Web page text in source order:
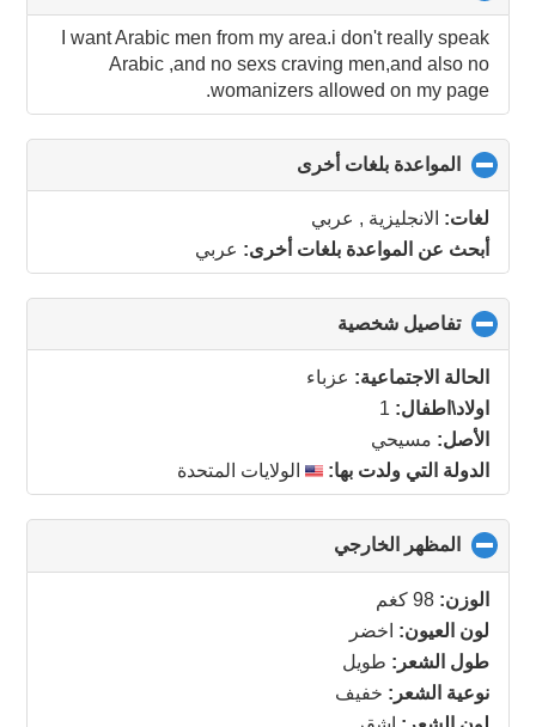
to
collapse
contents
I want Arabic men from my area.i don't really speak
Arabic ,and no sexs craving men,and also no
womanizers allowed on my page.
المواعدة بلغات أخرى
to
contents
لغات: الانجليزية , عربي
أبحث عن المواعدة بلغات أخرى: عربي
تفاصيل شخصية
to
collapse
contents
الحالة الاجتماعية: عزباء
اولاد\اطفال: 1
الأصل: مسيحي
الدولة التي ولدت بها:
الولايات المتحدة
المظهر الخارجي
to
الوزن: 98 كغم
لون العيون: اخضر
طول الشعر: طويل
نوعية الشعر: خفيف